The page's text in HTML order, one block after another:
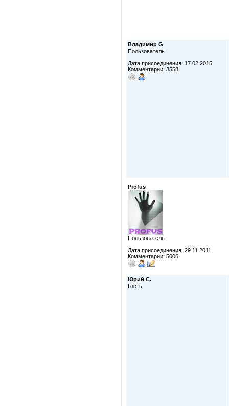
Владимир G
Пользователь
Дата присоединения: 17.02.2015
Комментарии: 3558
Profus
Пользователь
Дата присоединения: 29.11.2011
Комментарии: 5006
Юрий С.
Гость